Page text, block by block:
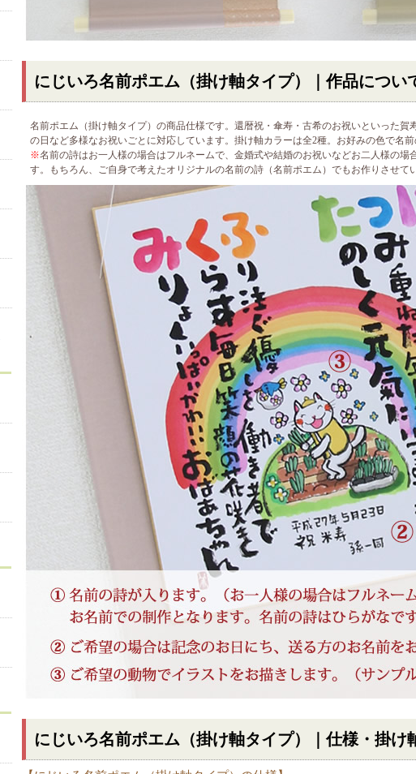
にじいろ名前ポエム（掛け軸タイプ）｜作品につい
名前ポエム（掛け軸タイプ）の商品仕様です。還暦祝・傘寿・古希のお祝いといった
の日など多様なお祝いごとに対応しています。掛け軸カラーは全2種。お好みの色で名
※名前の詩はお一人様の場合はフルネームで、金婚式や結婚のお祝いなどお二人様の場
す。もちろん、ご自身で考えたオリジナルの名前の詩（名前ポエム）でもお作りさせて
にじいろ名前ポエム（掛け軸タイプ）｜仕様・掛け